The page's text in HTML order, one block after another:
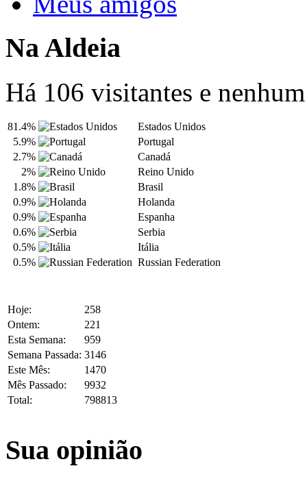
Na Aldeia
Há 106 visitantes e
81.4%
Estados Unidos
5.9%
Portugal
2.7%
Canadá
2%
Reino Unido
1.8%
Brasil
0.9%
Holanda
0.9%
Espanha
0.6%
Serbia
0.5%
Itália
0.5%
Russian Federation
Hoje:
258
Ontem:
221
Esta Semana:
959
Semana Passada: 3146
Este Mês:
1470
Mês Passado:
9932
Total:
798813
Sua opinião